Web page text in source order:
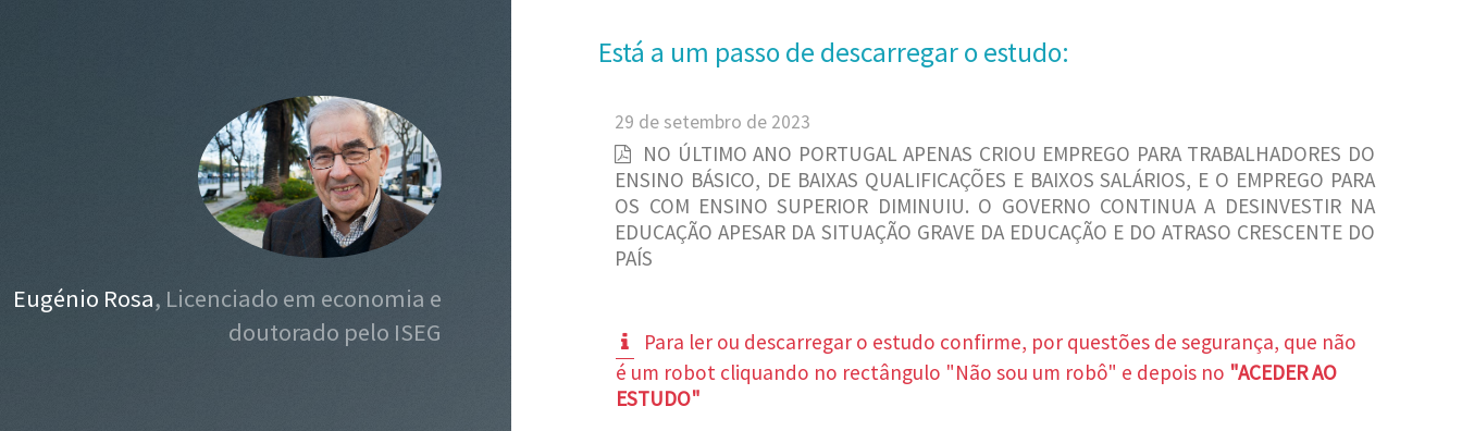
Eugénio Rosa, Licenciado em economia e
doutorado pelo ISEG
Está a um passo de descarregar o estudo:
29 de setembro de 2023
NO ÚLTIMO ANO PORTUGAL APENAS CRIOU EMPREGO PARA TRABALHADORES DO
ENSINO BÁSICO, DE BAIXAS QUALIFICAÇÕES E BAIXOS SALÁRIOS, E O EMPREGO PARA
OS COM ENSINO SUPERIOR DIMINUIU. O GOVERNO CONTINUA A DESINVESTIR NA
EDUCAÇÃO APESAR DA SITUAÇÃO GRAVE DA EDUCAÇÃO E DO ATRASO CRESCENTE DO
PAÍS
Para ler ou descarregar o estudo confirme, por questões de segurança, que não
é um robot cliquando no rectângulo "Não sou um robô" e depois no "ACEDER AO
ESTUDO"